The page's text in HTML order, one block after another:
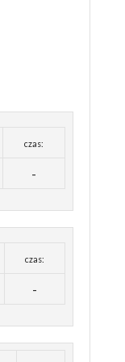
czas:
–
czas:
–